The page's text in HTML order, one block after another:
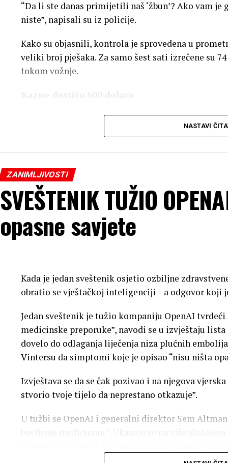
“Da li ste danas primijetili naš ‘žbun’? Ako vam
niste”, napisali su iz policije.
Kako su objasnili, kontrola je sprovedena u
veliki broj pješaka. Za samo šest sati izrečene su
tokom vožnje.
“Neka vam ovo bude podsjetnik: poruka ili
Kazne za kršenje zakona kojim je zabranjeno
dolara, dok višestrukim prekršiocima mogu da
naprave isti prekršaj vozačka dozvola može da
Žurnal24.si.
NASTAVI
ZANIMLJIVOSTI
SVEŠTENIK TUŽIO
opasne savjete
Kada je jedan sveštenik osjetio ozbiljne
obratio se vještačkoj inteligenciji – a odgovor koji
Jedan sveštenik je tužio kompaniju OpenAI
medicinske preporuke”, navodi se u izvještaju
dovelo do odlaganja liječenja niza plućnih
Vintersu da simptomi koje je opisao “nisu ništa
Izvještava se da se čak pozivao i na njegova
stvorio tvoje tijelo da neprestano otkazuje”.
U tužbi se OpenAI i generalni direktor Sem
prijatelja i porodice da potraži pravu medicinsku